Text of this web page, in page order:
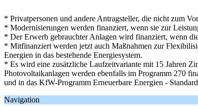
* Privatpersonen und andere Antragsteller, die nicht zum
* Modernisierungen werden finanziert, wenn sie zur
* Der Erwerb gebrauchter Anlagen wird finanziert, wenn
* Mitfinanziert werden jetzt auch Maßnahmen zur
Energien in das bestehende Energiesystem.
* Es wird eine zusätzliche Laufzeitvariante mit 15 Jahren
Photovoltaikanlagen werden ebenfalls im Programm 270
und in das KfW-Programm Erneuerbare Energien -
Navigation